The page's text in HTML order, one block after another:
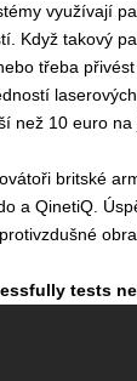
využívají
Když takový
třeba
než 10 euro na
britské
a QinetiQ.
tests